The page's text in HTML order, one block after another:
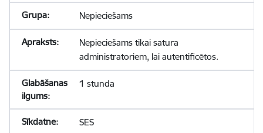
Nepieciešams
Nepieciešams tikai satura
administratoriem, lai autentificētos.
1 stunda
SES